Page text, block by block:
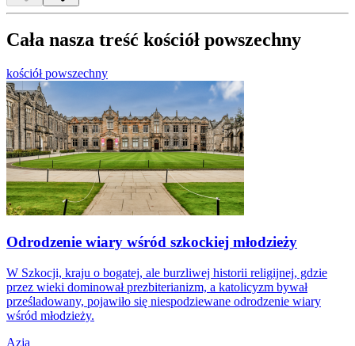
Cała nasza treść kościół powszechny
kościół powszechny
Odrodzenie wiary wśród szkockiej młodzieży
W Szkocji, kraju o bogatej, ale burzliwej historii religijnej, gdzie
przez wieki dominował prezbiterianizm, a katolicyzm bywał
prześladowany, pojawiło się niespodziewane odrodzenie wiary
wśród młodzieży.
Azja